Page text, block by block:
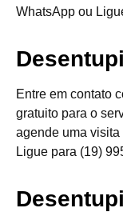
WhatsApp ou
Entre em contato
gratuito para o
agende uma
Ligue para (19)